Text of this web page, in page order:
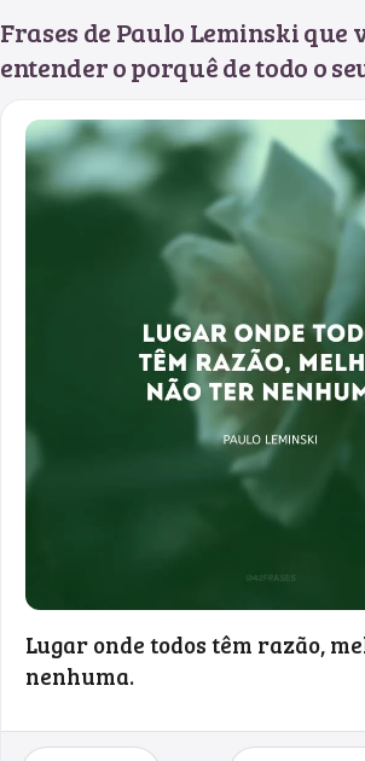
Frases de Paulo Leminski que
entender o porquê de todo o
Lugar onde todos têm razão,
nenhuma.